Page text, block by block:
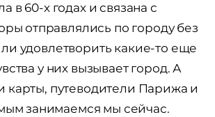
в 60-х годах и связана с
отправлялись по городу без
удовлетворить какие-то еще
у них вызывает город. А
карты, путеводители Парижа и
занимаемся мы сейчас.